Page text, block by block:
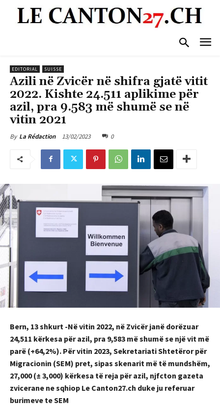
EDITORIAL SUISSE
Azili në Zvicër në shifra gjatë vitit
2022. Kishte 24.511 aplikime për
azil, pra 9.583 më shumë se në
vitin 2021
By La Rédaction 13/02/2023 0
Bern, 13 shkurt -Në vitin 2022, në Zvicër janë dorëzuar
24,511 kërkesa për azil, pra 9,583 më shumë se një vit më
parë (+64,2%). Për vitin 2023, Sekretariati Shtetëror për
Migracionin (SEM) pret, sipas skenarit më të mundshëm,
27,000 (± 3,000) kërkesa të reja për azil, njfcton gazeta
zvicerane ne sqhiop Le Canton27.ch duke ju referuar
burimeve te SEM